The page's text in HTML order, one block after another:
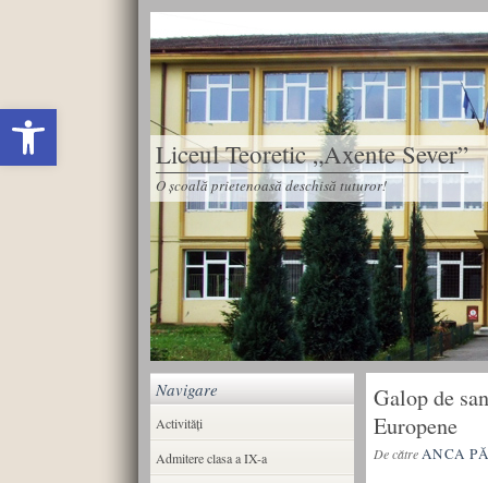
Deschide bara de unelte
Liceul Teoretic „Axente Sever”
O școală prietenoasă deschisă tuturor!
Galop de
Europene
De cătreANCA
Navigare
Activități
Admitere clasa a IX-a